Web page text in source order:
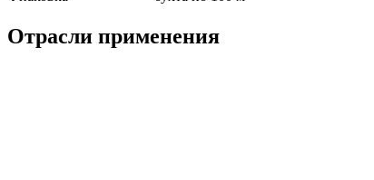
Отрасли применения